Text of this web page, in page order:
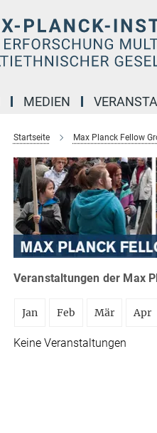
MEDIEN
Startseite Max Planck Fellow
Veranstaltungen der Max
Jan Feb Mär Apr
Keine Veranstaltungen